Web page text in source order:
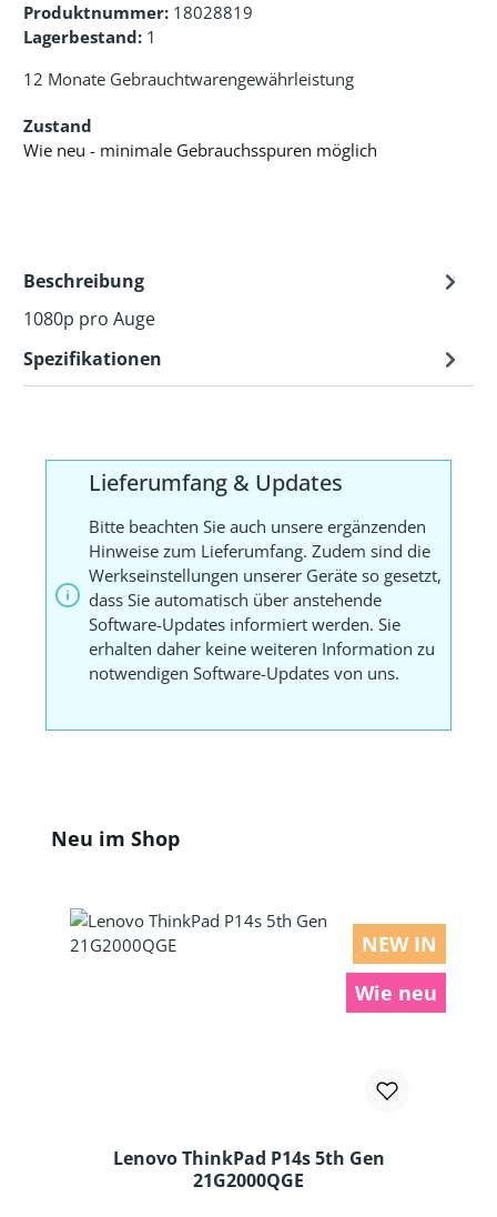
Produktnummer: 18028819
Lagerbestand: 1
12 Monate Gebrauchtwarengewährleistung
Zustand
Wie neu - minimale Gebrauchsspuren möglich
Beschreibung
1080p pro Auge
Spezifikationen
Lieferumfang & Updates
Bitte beachten Sie auch unsere ergänzenden
Hinweise zum Lieferumfang. Zudem sind die
Werkseinstellungen unserer Geräte so gesetzt,
dass Sie automatisch über anstehende
Software-Updates informiert werden. Sie
erhalten daher keine weiteren Information zu
notwendigen Software-Updates von uns.
Produktgalerie überspringen
Neu im Shop
NEW IN
Wie neu
Lenovo ThinkPad P14s 5th Gen
21G2000QGE